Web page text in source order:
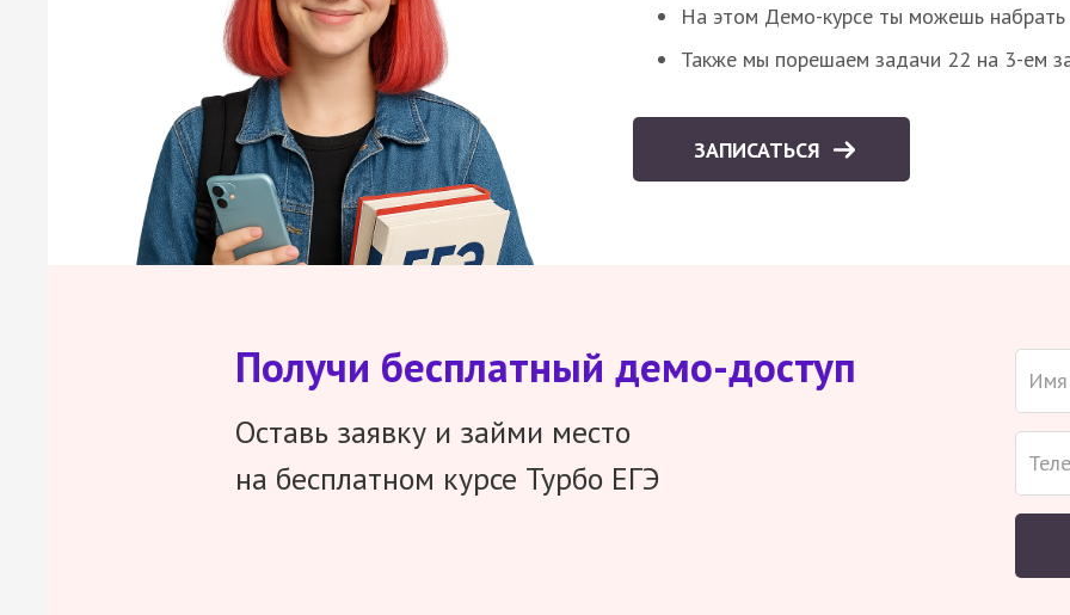
На этом Демо-курсе ты можешь набрать
Также мы порешаем задачи 22 на 3-ем
ЗАПИСАТЬСЯ
Получи бесплатный демо-доступ
Оставь заявку и займи место
на бесплатном курсе Турбо ЕГЭ